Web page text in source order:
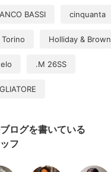
BASSI cinquanta
Torino Holliday & Brown
.M 26SS
ログを書いている
フ